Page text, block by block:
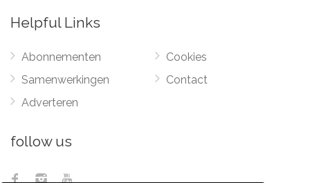
Helpful Links
Abonnementen
Samenwerkingen
Adverteren
Cookies
Contact
follow us